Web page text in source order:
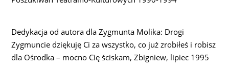
Dedykacja od autora dla Zygmunta Molika: Drogi
Zygmuncie dziękuję Ci za wszystko, co już zrobiłeś i robisz
dla Ośrodka – mocno Cię ściskam, Zbigniew, lipiec 1995